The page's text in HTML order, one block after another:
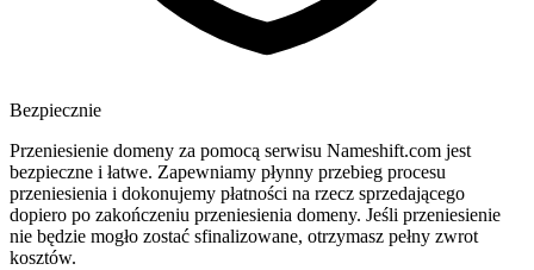
Bezpiecznie
Przeniesienie domeny za pomocą serwisu Nameshift.com jest
bezpieczne i łatwe. Zapewniamy płynny przebieg procesu
przeniesienia i dokonujemy płatności na rzecz sprzedającego
dopiero po zakończeniu przeniesienia domeny. Jeśli przeniesienie
nie będzie mogło zostać sfinalizowane, otrzymasz pełny zwrot
kosztów.